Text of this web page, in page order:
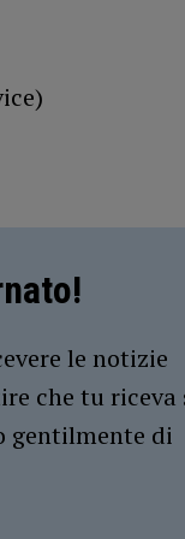
le notizie
che tu riceva
gentilmente di